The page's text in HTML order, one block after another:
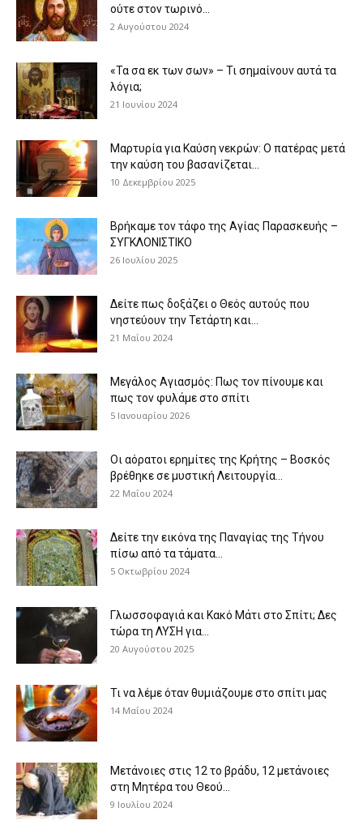
ούτε στον τωρινό...
2 Αυγούστου 2024
«Τα σα εκ των σων» – Τι σημαίνουν αυτά τα
λόγια;
21 Ιουνίου 2024
Μαρτυρία για Καύση νεκρών: Ο πατέρας μετά
την καύση του βασανίζεται...
10 Δεκεμβρίου 2025
Βρήκαμε τον τάφο της Αγίας Παρασκευής –
ΣΥΓΚΛΟΝΙΣΤΙΚΟ
26 Ιουλίου 2025
Δείτε πως δοξάζει ο Θεός αυτούς που
νηστεύουν την Τετάρτη και...
21 Μαΐου 2024
Μεγάλος Αγιασμός: Πως τον πίνουμε και
πως τον φυλάμε στο σπίτι
5 Ιανουαρίου 2026
Οι αόρατοι ερημίτες της Κρήτης – Βοσκός
βρέθηκε σε μυστική Λειτουργία...
22 Μαΐου 2024
Δείτε την εικόνα της Παναγίας της Τήνου
πίσω από τα τάματα...
5 Οκτωβρίου 2024
Γλωσσοφαγιά και Κακό Μάτι στο Σπίτι; Δες
τώρα τη ΛΥΣΗ για...
20 Αυγούστου 2025
Τι να λέμε όταν θυμιάζουμε στο σπίτι μας
14 Μαΐου 2024
Μετάνοιες στις 12 το βράδυ, 12 μετάνοιες
στη Μητέρα του Θεού...
9 Ιουλίου 2024